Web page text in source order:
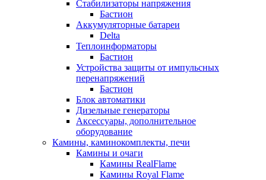
Стабилизаторы напряжения
Бастион
Аккумуляторные батареи
Delta
Теплоинформаторы
Бастион
Устройства защиты от импульсных
перенапряжений
Бастион
Блок автоматики
Дизельные генераторы
Аксессуары, дополнительное
оборудование
Камины, каминокомплекты, печи
Камины и очаги
Камины RealFlame
Камины Royal Flame